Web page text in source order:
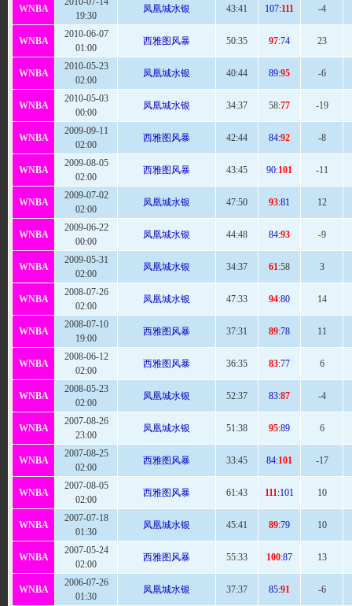
WNBA
19:30
凤凰城水银 43:41 107:111 -4
WNBA
2010-06-07
01:00
西雅图风暴 50:35 97:74 23
WNBA
2010-05-23
02:00
凤凰城水银 40:44 89:95 -6
WNBA
2010-05-03
00:00
凤凰城水银 34:37 58:77 -19
WNBA
2009-09-11
02:00
西雅图风暴 42:44 84:92 -8
WNBA
2009-08-05
02:00
西雅图风暴 43:45 90:101 -11
WNBA
2009-07-02
02:00
凤凰城水银 47:50 93:81 12
WNBA
2009-06-22
00:00
凤凰城水银 44:48 84:93 -9
WNBA
2009-05-31
02:00
凤凰城水银 34:37 61:58 3
WNBA
2008-07-26
02:00
凤凰城水银 47:33 94:80 14
WNBA
2008-07-10
19:00
西雅图风暴 37:31 89:78 11
WNBA
2008-06-12
02:00
西雅图风暴 36:35 83:77 6
WNBA
2008-05-23
02:00
凤凰城水银 52:37 83:87 -4
WNBA
2007-08-26
23:00
凤凰城水银 51:38 95:89 6
WNBA
2007-08-25
02:00
西雅图风暴 33:45 84:101 -17
WNBA
2007-08-05
02:00
西雅图风暴 61:43 111:101 10
WNBA
2007-07-18
01:30
凤凰城水银 45:41 89:79 10
WNBA
2007-05-24
02:00
西雅图风暴 55:33 100:87 13
WNBA
2006-07-26
01:30
凤凰城水银 37:37 85:91 -6